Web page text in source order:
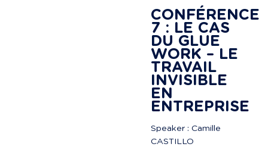
CONFÉRENCE
7 : LE CAS
DU GLUE
WORK – LE
TRAVAIL
INVISIBLE
EN
ENTREPRISE
Speaker : Camille
CASTILLO